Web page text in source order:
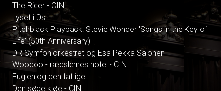
The Rider - CIN
Lyset i Os
Pitchblack Playback: Stevie Wonder 'Songs in the Key of
Life' (50th Anniversary)
DR Symfoniorkestret og Esa-Pekka Salonen
Woodoo - rædslernes hotel - CIN
Fuglen og den fattige
Den søde kløe - CIN